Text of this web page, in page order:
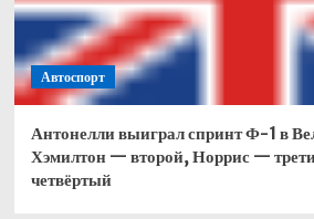
Автоспорт
Антонелли выиграл спринт Ф-1 в
Хэмилтон — второй, Норрис —
четвёртый